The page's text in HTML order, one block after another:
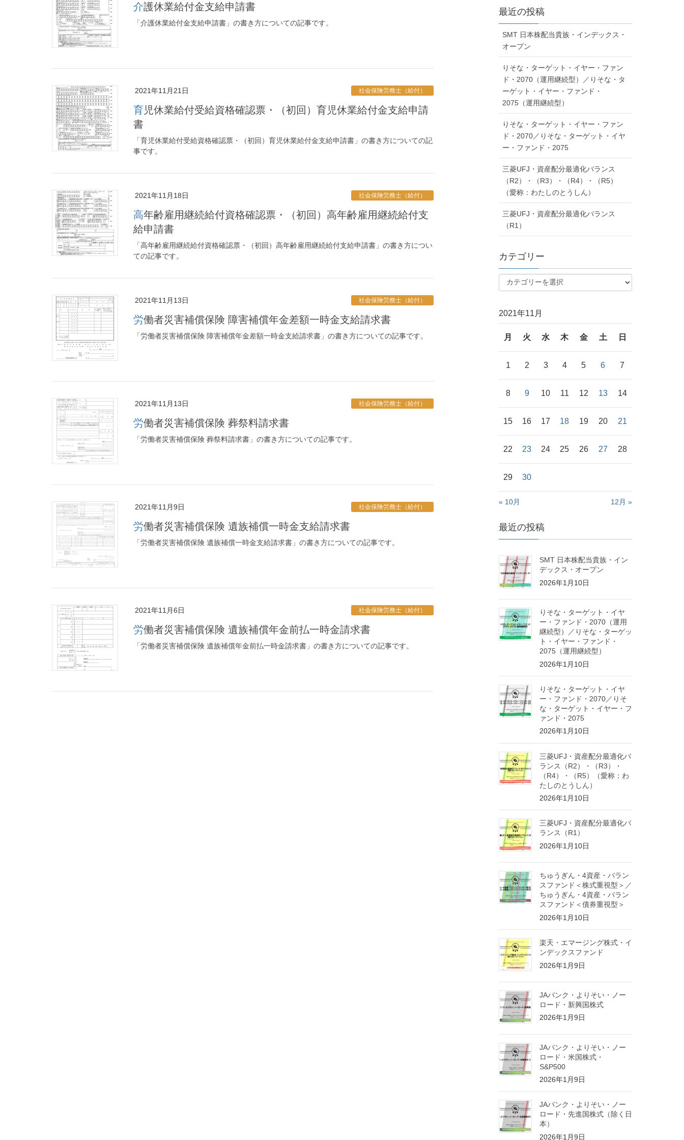
介護休業給付金支給申請書
「介護休業給付金支給申請書」の書き方についての記事です。
2021年11月21日 社会保険労務士（給付）
育児休業給付受給資格確認票・（初回）育児休業給付金支給申請
書
「育児休業給付受給資格確認票・（初回）育児休業給付金支給申請書」の書き方についての記
事です。
2021年11月18日 社会保険労務士（給付）
高年齢雇用継続給付資格確認票・（初回）高年齢雇用継続給付支
給申請書
「高年齢雇用継続給付資格確認票・（初回）高年齢雇用継続給付支給申請書」の書き方につい
ての記事です。
2021年11月13日 社会保険労務士（給付）
労働者災害補償保険 障害補償年金差額一時金支給請求書
「労働者災害補償保険 障害補償年金差額一時金支給請求書」の書き方についての記事です。
2021年11月13日 社会保険労務士（給付）
労働者災害補償保険 葬祭料請求書
「労働者災害補償保険 葬祭料請求書」の書き方についての記事です。
2021年11月9日 社会保険労務士（給付）
労働者災害補償保険 遺族補償一時金支給請求書
「労働者災害補償保険 遺族補償一時金支給請求書」の書き方についての記事です。
2021年11月6日 社会保険労務士（給付）
労働者災害補償保険 遺族補償年金前払一時金請求書
「労働者災害補償保険 遺族補償年金前払一時金請求書」の書き方についての記事です。
最近の投稿
SMT 日本株配当貴族・インデックス・
オープン
りそな・ターゲット・イヤー・ファン
ド・2070（運用継続型）／りそな・タ
ーゲット・イヤー・ファンド・
2075（運用継続型）
りそな・ターゲット・イヤー・ファン
ド・2070／りそな・ターゲット・イヤ
ー・ファンド・2075
三菱UFJ・資産配分最適化バランス
（R2）・（R3）・（R4）・（R5）
（愛称：わたしのとうしん）
三菱UFJ・資産配分最適化バランス
（R1）
カテゴリー
2021年11月
月 火 水 木 金 土 日
1 2 3 4 5 6 7
8 9 10 11 12 13 14
15 16 17 18 19 20 21
22 23 24 25 26 27 28
29 30
« 10月 12月 »
最近の投稿
SMT 日本株配当貴族・イン
デックス・オープン
2026年1月10日
りそな・ターゲット・イヤ
ー・ファンド・2070（運用
継続型）／りそな・ターゲッ
ト・イヤー・ファンド・
2075（運用継続型）
2026年1月10日
りそな・ターゲット・イヤ
ー・ファンド・2070／りそ
な・ターゲット・イヤー・フ
ァンド・2075
2026年1月10日
三菱UFJ・資産配分最適化バ
ランス（R2）・（R3）・
（R4）・（R5）（愛称：わ
たしのとうしん）
2026年1月10日
三菱UFJ・資産配分最適化バ
ランス（R1）
2026年1月10日
ちゅうぎん・4資産・バラン
スファンド＜株式重視型＞／
ちゅうぎん・4資産・バラン
スファンド＜債券重視型＞
2026年1月10日
楽天・エマージング株式・イ
ンデックスファンド
2026年1月9日
JAバンク・よりそい・ノー
ロード・新興国株式
2026年1月9日
JAバンク・よりそい・ノー
ロード・米国株式・
S&P500
2026年1月9日
JAバンク・よりそい・ノー
ロード・先進国株式（除く日
本）
2026年1月9日